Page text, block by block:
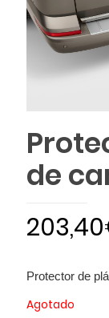
de
203,40
Protector de
Agotado